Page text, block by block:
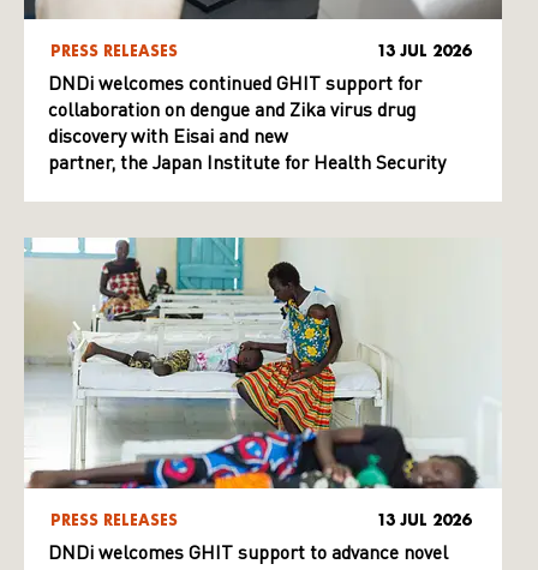
PRESS RELEASES 13 JUL 2026
DNDi welcomes continued GHIT support for
collaboration on dengue and Zika virus drug
discovery with Eisai and new
partner, the Japan Institute for Health Security
PRESS RELEASES 13 JUL 2026
DNDi welcomes GHIT support to advance novel